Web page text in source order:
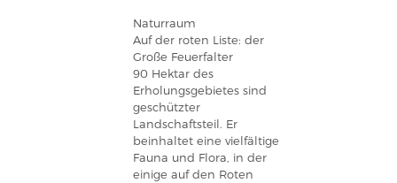
Naturraum
Auf der roten Liste: der
Große Feuerfalter
90 Hektar des
Erholungsgebietes sind
geschützter
Landschaftsteil. Er
beinhaltet eine vielfältige
Fauna und Flora, in der
einige auf den Roten